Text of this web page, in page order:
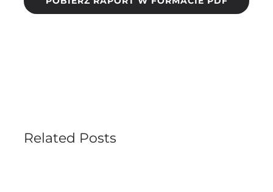
Related Posts